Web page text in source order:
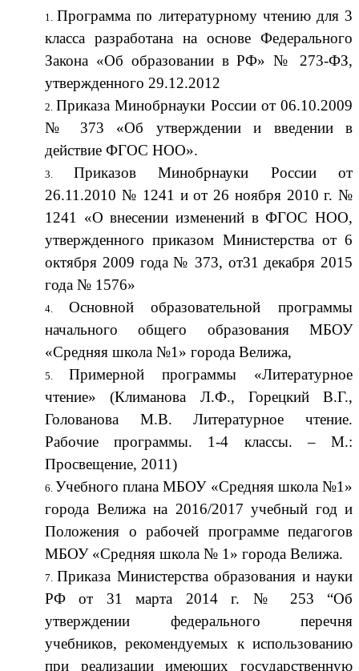
Программа по литературному чтению для 3
класса разработана на основе Федерального
Закона «Об образовании в РФ» № 273-ФЗ,
утвержденного 29.12.2012
Приказа Минобрнауки России от 06.10.2009
№ 373 «Об утверждении и введении в
действие ФГОС НОО».
Приказов Минобрнауки России от
26.11.2010 № 1241 и от 26 ноября 2010 г. №
1241 «О внесении изменений в ФГОС НОО,
утвержденного приказом Министерства от 6
октября 2009 года № 373, от31 декабря 2015
года № 1576»
Основной образовательной программы
начального общего образования МБОУ
«Средняя школа №1» города Велижа,
Примерной программы «Литературное
чтение» (Климанова Л.Ф., Горецкий В.Г.,
Голованова М.В. Литературное чтение.
Рабочие программы. 1-4 классы. – М.:
Просвещение, 2011)
Учебного плана МБОУ «Средняя школа №1»
города Велижа на 2016/2017 учебный год и
Положения о рабочей программе педагогов
МБОУ «Средняя школа № 1» города Велижа.
Приказа Министерства образования и науки
РФ от 31 марта 2014 г. № 253 “Об
утверждении федерального перечня
учебников, рекомендуемых к использованию
при реализации имеющих государственную